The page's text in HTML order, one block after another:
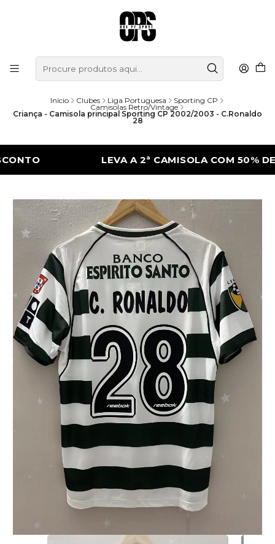
Início Clubes Liga Portuguesa Sporting CP
Camisolas Retro/Vintage
Criança - Camisola principal Sporting CP 2002/2003 - C.Ronaldo
28
LEVA A 2ª CAMISOLA COM 50% DE